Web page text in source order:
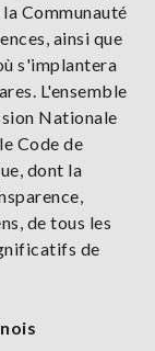
Communauté
ainsi que
s'implantera
L'ensemble
Nationale
Code de
dont la
de tous les
de